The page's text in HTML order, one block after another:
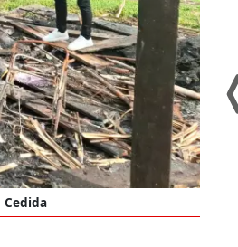
Cedida
terremoto de magnitud
registró este martes 28 de
la prefectura de Kumamoto,
Japón, provocando una
de gran...